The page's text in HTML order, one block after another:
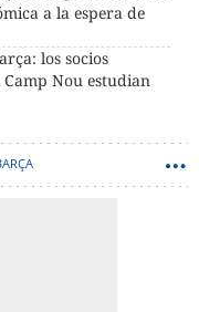
a la espera de
los socios
Nou estudian